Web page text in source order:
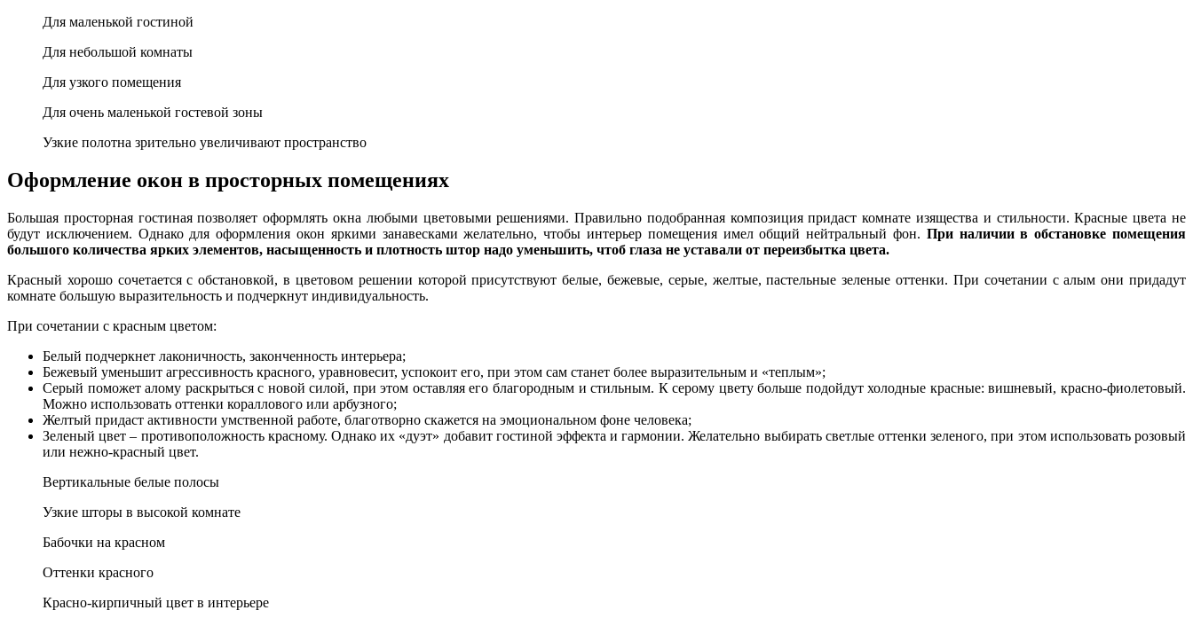
Для маленькой гостиной
Для небольшой комнаты
Для узкого помещения
Для очень маленькой гостевой зоны
Узкие полотна зрительно увеличивают пространство
Оформление окон в просторных помещениях
Большая просторная гостиная позволяет оформлять окна любыми цветовыми решениями. Правильно подобранная композиция придаст комнате изящества и стильности. Красные цвета не
будут исключением. Однако для оформления окон яркими занавесками желательно, чтобы интерьер помещения имел общий нейтральный фон. При наличии в обстановке помещения
большого количества ярких элементов, насыщенность и плотность штор надо уменьшить, чтоб глаза не уставали от переизбытка цвета.
Красный хорошо сочетается с обстановкой, в цветовом решении которой присутствуют белые, бежевые, серые, желтые, пастельные зеленые оттенки. При сочетании с алым они придадут
комнате большую выразительность и подчеркнут индивидуальность.
При сочетании с красным цветом:
Белый подчеркнет лаконичность, законченность интерьера;
Бежевый уменьшит агрессивность красного, уравновесит, успокоит его, при этом сам станет более выразительным и «теплым»;
Серый поможет алому раскрыться с новой силой, при этом оставляя его благородным и стильным. К серому цвету больше подойдут холодные красные: вишневый, красно-фиолетовый.
Можно использовать оттенки кораллового или арбузного;
Желтый придаст активности умственной работе, благотворно скажется на эмоциональном фоне человека;
Зеленый цвет – противоположность красному. Однако их «дуэт» добавит гостиной эффекта и гармонии. Желательно выбирать светлые оттенки зеленого, при этом использовать розовый
или нежно-красный цвет.
Вертикальные белые полосы
Узкие шторы в высокой комнате
Бабочки на красном
Оттенки красного
Красно-кирпичный цвет в интерьере